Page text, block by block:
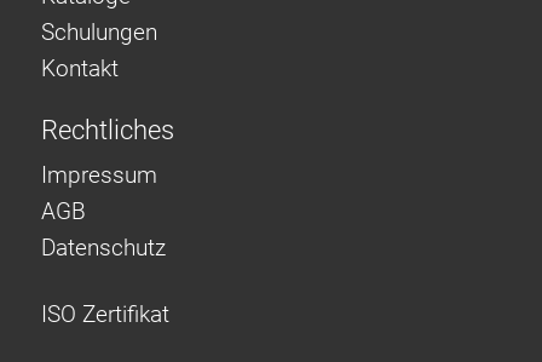
Schulungen
Kontakt
Rechtliches
Impressum
AGB
Datenschutz
ISO Zertifikat